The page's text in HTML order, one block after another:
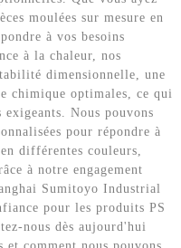
moulées sur mesure en
à vos besoins
à la chaleur, nos
dimensionnelle, une
chimique optimales, ce qui
exigeants. Nous pouvons
pour répondre à
différentes couleurs,
à notre engagement
Sumitoyo Industrial
pour les produits PS
nous dès aujourd'hui